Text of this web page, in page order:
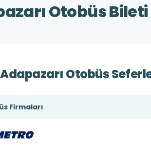
Otobüs Bileti
Otobüs
Firmaları